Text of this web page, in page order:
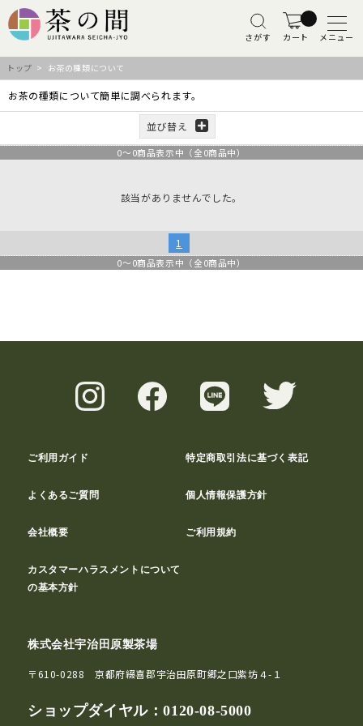
さがす カート メニュー
トップ > お茶の種類について
お茶の種類について簡単に調べられます。
並び替え
0～0商品表示中（全0商品中）
該当がありませんでした。
1
0～0商品表示中（全0商品中）
ご利用ガイド 特定商取引法に基づく表記
よくあるご質問 個人情報保護方針
会社概要 ご利用規約
カスタマーハラスメントについて
の基本方針
株式会社宇治田原製茶場
〒610-0288 京都府綴喜郡宇治田原町郷之口紫坊４-１
ショップダイヤル：0120-08-5000